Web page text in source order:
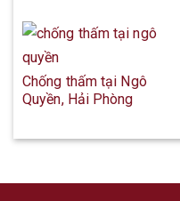
Chống thấm tại Ngô
Quyền, Hải Phòng